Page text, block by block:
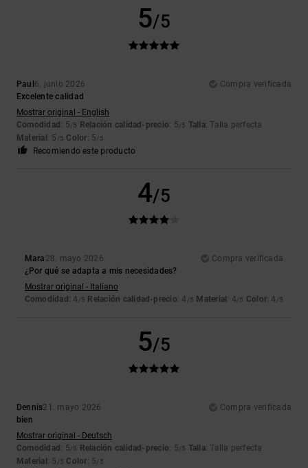
5/5
Paul6. junio 2026
Compra verificada
Excelente calidad
Mostrar original - English
Comodidad: 5/5 Relación calidad-precio: 5/5 Talla: Talla perfecta
Material: 5 /5 Color: 5/5
Recomiendo este producto
4/5
Mara 28. mayo 2026
Compra verificada
¿Por qué se adapta a mis necesidades?
Mostrar original - Italiano
Comodidad: 4 /5 Relación calidad-precio: 4 /5 Material: 4/5 Color: 4 /5
5/5
Dennis21. mayo 2026
Compra verificada
bien
Mostrar original - Deutsch
Comodidad: 5/5 Relación calidad-precio: 5/5 Talla: Talla perfecta
Material: 5 /5 Color: 5/5